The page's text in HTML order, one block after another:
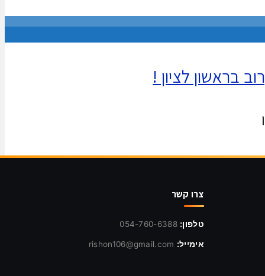
בראשון לציון !
צרו קשר
טלפון: 054-760-6388
אימייל: rishon106@gmail.com